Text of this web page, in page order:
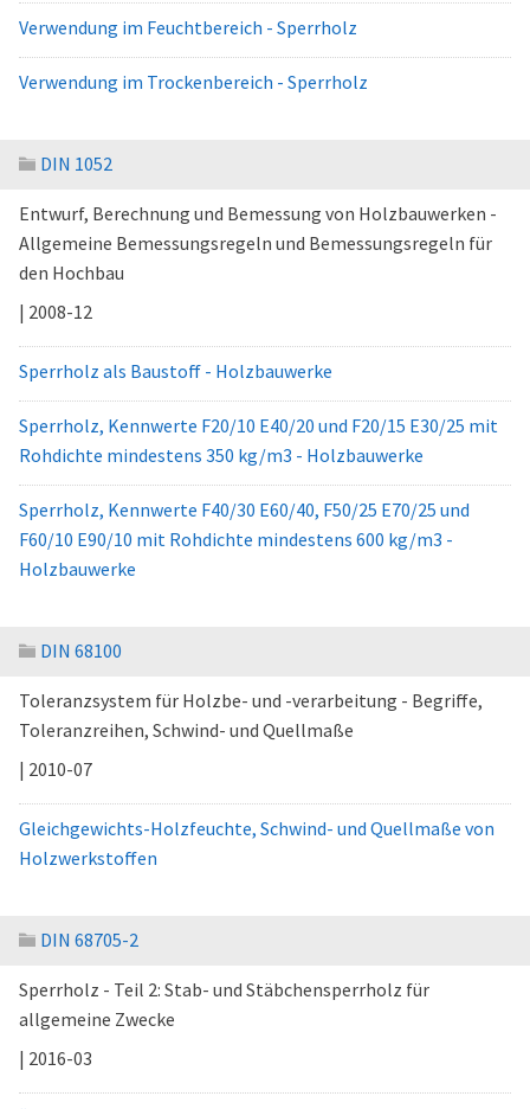
Verwendung im Feuchtbereich - Sperrholz
Verwendung im Trockenbereich - Sperrholz
DIN 1052
Entwurf, Berechnung und Bemessung von Holzbauwerken -
Allgemeine Bemessungsregeln und Bemessungsregeln für
den Hochbau
| 2008-12
Sperrholz als Baustoff - Holzbauwerke
Sperrholz, Kennwerte F20/10 E40/20 und F20/15 E30/25 mit
Rohdichte mindestens 350 kg/m3 - Holzbauwerke
Sperrholz, Kennwerte F40/30 E60/40, F50/25 E70/25 und
F60/10 E90/10 mit Rohdichte mindestens 600 kg/m3 -
Holzbauwerke
DIN 68100
Toleranzsystem für Holzbe- und -verarbeitung - Begriffe,
Toleranzreihen, Schwind- und Quellmaße
| 2010-07
Gleichgewichts-Holzfeuchte, Schwind- und Quellmaße von
Holzwerkstoffen
DIN 68705-2
Sperrholz - Teil 2: Stab- und Stäbchensperrholz für
allgemeine Zwecke
| 2016-03